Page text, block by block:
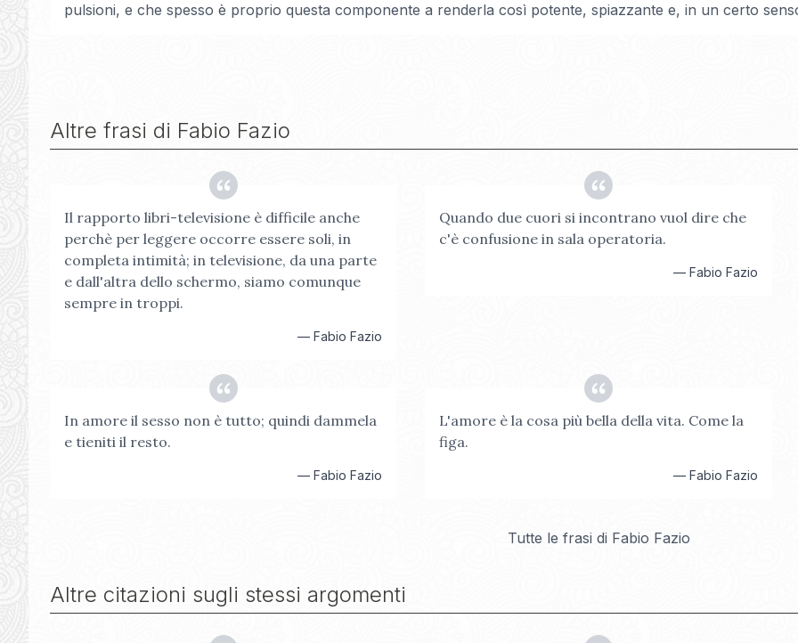
pulsioni, e che spesso è proprio questa componente a renderla così potente, spiazzante e, in un certo
Altre frasi di Fabio Fazio
Il rapporto libri-televisione è difficile anche
perchè per leggere occorre essere soli, in
completa intimità; in televisione, da una parte
e dall'altra dello schermo, siamo comunque
sempre in troppi.
—Fabio Fazio
Quando due cuori si incontrano vuol dire che
c'è confusione in sala operatoria.
— Fabio Fazio
In amore il sesso non è tutto; quindi dammela
e tieniti il resto.
—Fabio Fazio
L'amore è la cosa più bella della vita. Come la
figa.
— Fabio Fazio
Tutte le frasi di Fabio Fazio
Altre citazioni sugli stessi argomenti